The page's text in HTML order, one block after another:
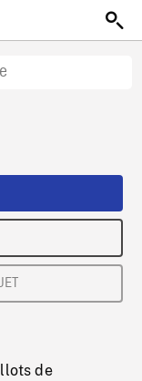
de